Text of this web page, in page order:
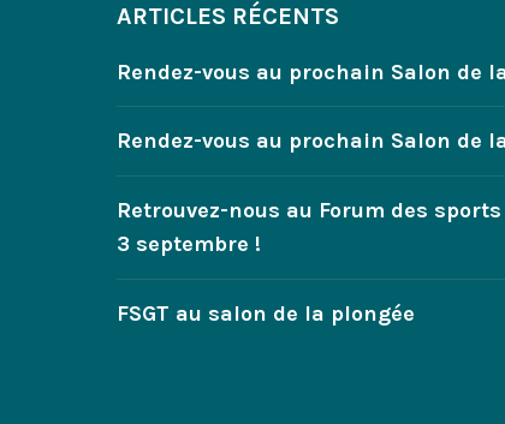
ARTICLES RÉCENTS
Rendez-vous au prochain Salon de
Rendez-vous au prochain Salon de
Retrouvez-nous au Forum des
3 septembre !
FSGT au salon de la plongée